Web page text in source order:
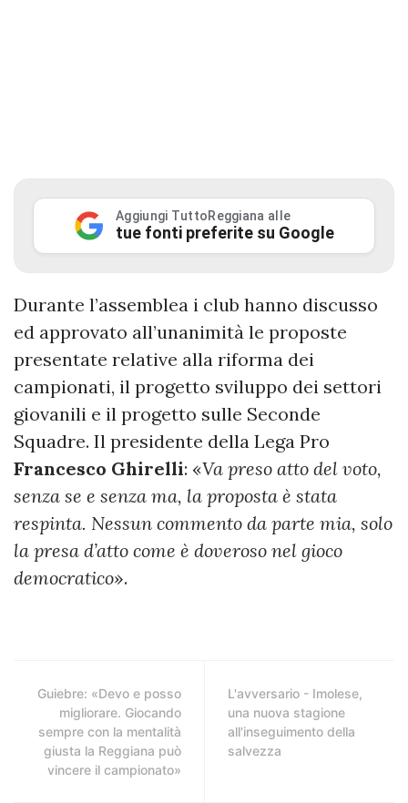
Aggiungi TuttoReggiana alle
tue fonti preferite su Google
Durante l’assemblea i club hanno discusso
ed approvato all’unanimità le proposte
presentate relative alla riforma dei
campionati, il progetto sviluppo dei settori
giovanili e il progetto sulle Seconde
Squadre. Il presidente della Lega Pro
Francesco Ghirelli: «Va preso atto del voto,
senza se e senza ma, la proposta è stata
respinta. Nessun commento da parte mia, solo
la presa d’atto come è doveroso nel gioco
democratico».
Guiebre: «Devo e posso
migliorare. Giocando
sempre con la mentalità
giusta la Reggiana può
vincere il campionato»
L'avversario - Imolese,
una nuova stagione
all'inseguimento della
salvezza